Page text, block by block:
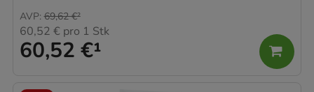
60,52 €¹
AVP: 69,62 €²
60,52 € pro 1 Stk